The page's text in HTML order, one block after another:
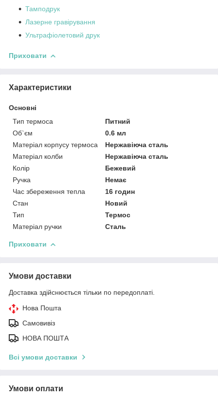
Тамподрук
Лазерне гравірування
Ультрафіолетовий друк
Приховати
Характеристики
Основні
Тип термоса
Питний
Об`єм
0.6 мл
Матеріал корпусу термоса
Нержавіюча сталь
Матеріал колби
Нержавіюча сталь
Колір
Бежевий
Ручка
Немає
Час збереження тепла
16 годин
Стан
Новий
Тип
Термос
Матеріал ручки
Сталь
Приховати
Умови доставки
Доставка здійснюється тільки по передоплаті.
Нова Пошта
Самовивіз
НОВА ПОШТА
Всі умови доставки
Умови оплати